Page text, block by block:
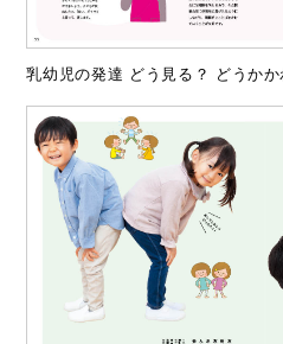
乳幼児の発達 どう見る？ どうかか